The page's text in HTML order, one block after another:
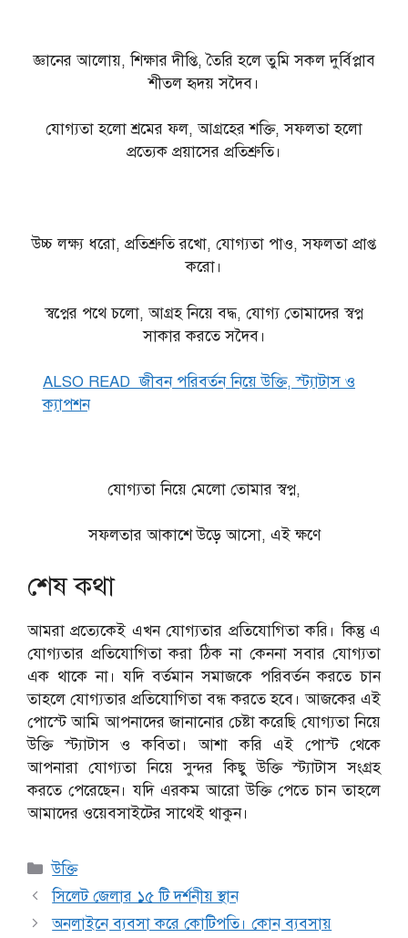
জ্ঞানের আলোয়, শিক্ষার দীপ্তি, তৈরি হলে তুমি সকল দুর্বিপ্লাব
শীতল হৃদয় সদৈব।
যোগ্যতা হলো শ্রমের ফল, আগ্রহের শক্তি, সফলতা হলো
প্রত্যেক প্রয়াসের প্রতিশ্রুতি।
উচ্চ লক্ষ্য ধরো, প্রতিশ্রুতি রখো, যোগ্যতা পাও, সফলতা প্রাপ্ত
করো।
স্বপ্নের পথে চলো, আগ্রহ নিয়ে বদ্ধ, যোগ্য তোমাদের স্বপ্ন
সাকার করতে সদৈব।
ALSO READ জীবন পরিবর্তন নিয়ে উক্তি, স্ট্যাটাস ও
ক্যাপশন
যোগ্যতা নিয়ে মেলো তোমার স্বপ্ন,
সফলতার আকাশে উড়ে আসো, এই ক্ষণে
শেষ কথা
আমরা প্রত্যেকেই এখন যোগ্যতার প্রতিযোগিতা করি। কিন্তু এ
যোগ্যতার প্রতিযোগিতা করা ঠিক না কেননা সবার যোগ্যতা
এক থাকে না। যদি বর্তমান সমাজকে পরিবর্তন করতে চান
তাহলে যোগ্যতার প্রতিযোগিতা বন্ধ করতে হবে। আজকের এই
পোস্টে আমি আপনাদের জানানোর চেষ্টা করেছি যোগ্যতা নিয়ে
উক্তি স্ট্যাটাস ও কবিতা। আশা করি এই পোস্ট থেকে
আপনারা যোগ্যতা নিয়ে সুন্দর কিছু উক্তি স্ট্যাটাস সংগ্রহ
করতে পেরেছেন। যদি এরকম আরো উক্তি পেতে চান তাহলে
আমাদের ওয়েবসাইটের সাথেই থাকুন।
Categories
উক্তি
সিলেট জেলার ১৫ টি দর্শনীয় স্থান
অনলাইনে ব্যবসা করে কোটিপতি। কোন ব্যবসায়